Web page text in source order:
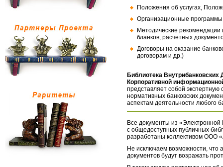
Положения об услугах,
Организационные
Методические
бланков, расчетных
Договоры на оказание
договорам и др.)
Библиотека
Корпоративной
представляет собой экспертную
нормативных банковских
аспектам деятельности любого
Все документы из «Электронной
с общедоступных публичных
разработаны коллективом ООО
Не исключаем возможности, что
документов будут возражать